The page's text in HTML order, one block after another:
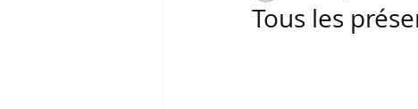
Tous les